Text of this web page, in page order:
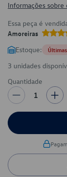
Informações
Essa peça é
Amoreiras
Estoque:
3 unidades
Quantidade
1